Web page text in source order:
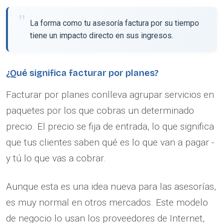
La forma como tu asesoría factura por su tiempo
tiene un impacto directo en sus ingresos.
¿Qué significa facturar por planes?
Facturar por planes conlleva agrupar servicios en
paquetes por los que cobras un determinado
precio. El precio se fija de entrada, lo que significa
que tus clientes saben qué es lo que van a pagar -
y tú lo que vas a cobrar.
Aunque esta es una idea nueva para las asesorías,
es muy normal en otros mercados. Este modelo
de negocio lo usan los proveedores de Internet,